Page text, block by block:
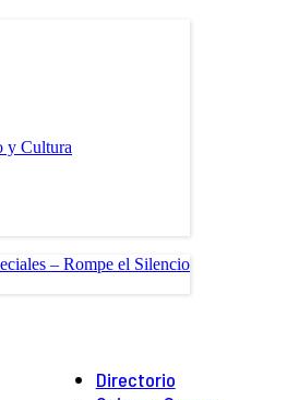
y Cultura
– Rompe el Silencio
Directorio